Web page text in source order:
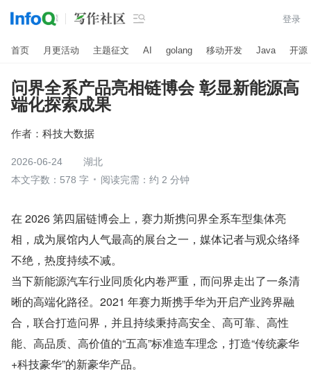
 登录
首页 月更活动 主题征文 AI golang 移动开发 Java 开源
问界全系产品亮相链博会 彰显新能源高
端化探索成果
作者： 科技大数据
2026-06-24
湖北
本文字数：578 字
阅读完需：约 2 分钟
在 2026 第四届链博会上，赛力斯携问界全系车型集体亮
相，成为展馆内人气最高的展台之一，媒体记者与观众络绎
不绝，热度持续不减。
当下新能源汽车行业同质化内卷严重，而问界走出了一条清
晰的高端化路径。2021 年赛力斯携手华为开启产业跨界融
合，联合打造问界，并且持续秉持高安全、高可靠、高性
能、高品质、高价值的“五高”标准造车理念，打造“传统豪华
+科技豪华”的新豪华产品。